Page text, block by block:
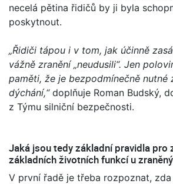
necelá pětina řidičů by ji byla
poskytnout.
„Řidiči tápou i v tom, jak účinně
vážně zranění „neudusili“. Jen
paměti, že je bezpodmínečně
dýchání,“doplňuje Roman Budský,
z Týmu silniční bezpečnosti.
Jaká jsou tedy základní pravidla pro
základních životních funkcí u
V první řadě je třeba rozpoznat,